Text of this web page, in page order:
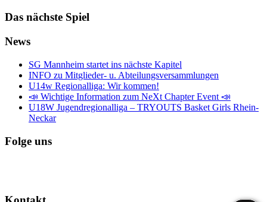
Das nächste Spiel
News
SG Mannheim startet ins nächste Kapitel
INFO zu Mitglieder- u. Abteilungsversammlungen
U14w Regionalliga: Wir kommen!
📣 Wichtige Information zum NeXt Chapter Event 📣
U18W Jugendregionalliga – TRYOUTS Basket Girls Rhein-
Neckar
Folge uns